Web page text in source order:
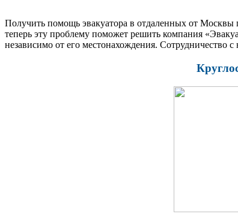
Получить помощь эвакуатора в отдаленных от Москвы
теперь эту проблему поможет решить компания
независимо от его местонахождения. Сотрудничество